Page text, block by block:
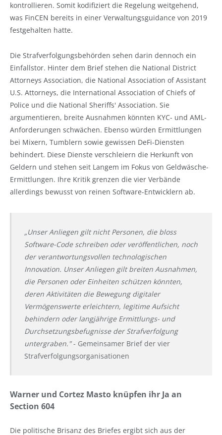
kontrollieren. Somit kodifiziert die Regelung weitgehend,
was FinCEN bereits in einer Verwaltungsguidance von 2019
festgehalten hatte.
Die Strafverfolgungsbehörden sehen darin dennoch ein
Einfallstor. Hinter dem Brief stehen die National District
Attorneys Association, die National Association of Assistant
U.S. Attorneys, die International Association of Chiefs of
Police und die National Sheriffs' Association. Sie
argumentieren, breite Ausnahmen könnten KYC- und AML-
Anforderungen schwächen. Ebenso würden Ermittlungen
bei Mixern, Tumblern sowie gewissen DeFi-Diensten
behindert. Diese Dienste verschleiern die Herkunft von
Geldern und stehen seit Langem im Fokus von Geldwäsche-
Ermittlungen. Ihre Kritik grenzen die vier Verbände
allerdings bewusst von reinen Software-Entwicklern ab.
„Unser Anliegen gilt nicht Personen, die bloss
Software-Code schreiben oder veröffentlichen, noch
der verantwortungsvollen technologischen
Innovation. Unser Anliegen gilt breiten Ausnahmen,
die Personen oder Einheiten schützen könnten,
deren Aktivitäten die Bewegung digitaler
Vermögenswerte erleichtern, legitime Aufsicht
behindern oder langjährige Ermittlungs- und
Durchsetzungsbefugnisse der Strafverfolgung
untergraben."- Gemeinsamer Brief der vier
Strafverfolgungsorganisationen
Warner und Cortez Masto knüpfen ihr Ja an
Section 604
Die politische Brisanz des Briefes ergibt sich aus der